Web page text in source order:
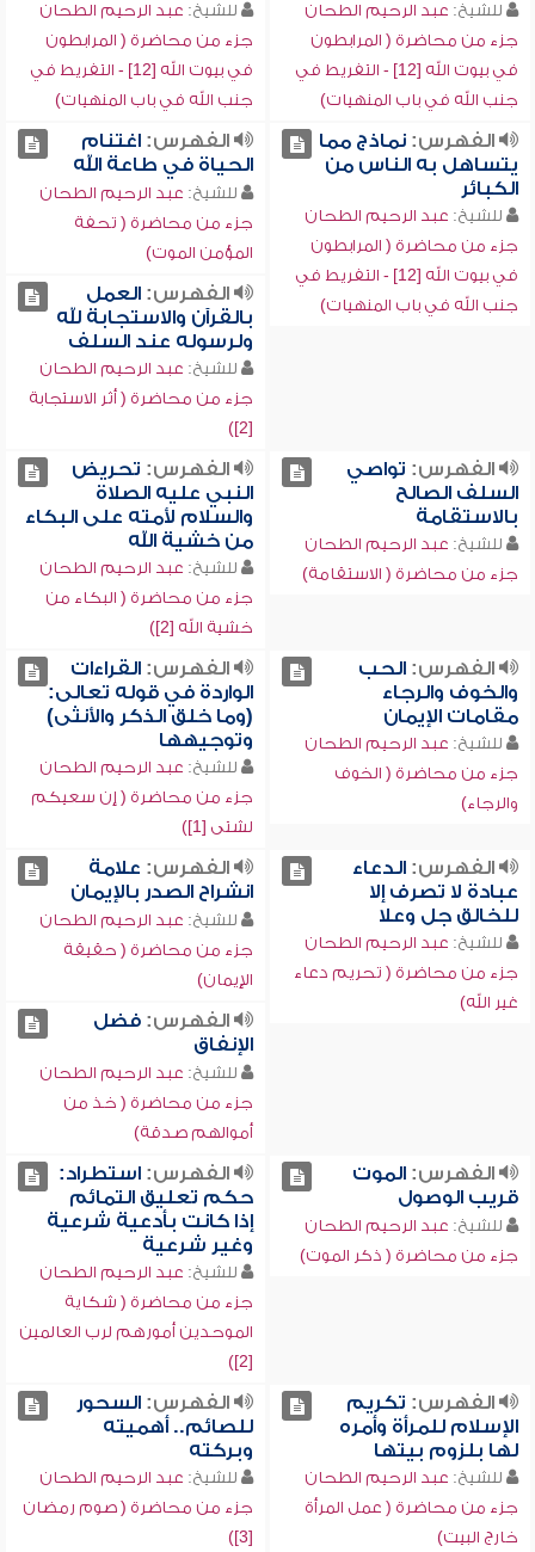
للشيخ: عبد الرحيم الطحان
جزء من محاضرة ( المرابطون
في بيوت الله [12] - التفريط في
جنب الله في باب المنهيات)
للشيخ: عبد الرحيم الطحان
جزء من محاضرة ( المرابطون
في بيوت الله [12] - التفريط في
جنب الله في باب المنهيات)
الفهرس:نماذج مما
يتساهل به الناس من
الكبائر
للشيخ: عبد الرحيم الطحان
جزء من محاضرة ( المرابطون
في بيوت الله [12] - التفريط في
جنب الله في باب المنهيات)
الفهرس:اغتنام
الحياة في طاعة الله
للشيخ: عبد الرحيم الطحان
جزء من محاضرة ( تحفة
المؤمن الموت)
الفهرس:العمل
بالقرآن والاستجابة لله
ولرسوله عند السلف
للشيخ: عبد الرحيم الطحان
جزء من محاضرة ( أثر الاستجابة
[2])
الفهرس: تواصي
السلف الصالح
بالاستقامة
للشيخ: عبد الرحيم الطحان
جزء من محاضرة ( الاستقامة)
الفهرس: تحريض
النبي عليه الصلاة
والسلام لأمته على البكاء
من خشية الله
للشيخ: عبد الرحيم الطحان
جزء من محاضرة ( البكاء من
خشية الله [2])
الفهرس:الحب
والخوف والرجاء
مقامات الإيمان
للشيخ: عبد الرحيم الطحان
جزء من محاضرة ( الخوف
والرجاء)
الفهرس:القراءات
الواردة في قوله تعالى:
(وما خلق الذكر والأنثى)
وتوجيهها
للشيخ: عبد الرحيم الطحان
جزء من محاضرة ( إن سعيكم
لشتى [1])
الفهرس:الدعاء
عبادة لا تصرف إلا
للخالق جل وعلا
للشيخ: عبد الرحيم الطحان
جزء من محاضرة ( تحريم دعاء
غير الله)
الفهرس: علامة
انشراح الصدر بالإيمان
للشيخ: عبد الرحيم الطحان
جزء من محاضرة ( حقيقة
الإيمان)
الفهرس:فضل
الإنفاق
للشيخ: عبد الرحيم الطحان
جزء من محاضرة ( خذ من
أموالهم صدقة)
الفهرس:الموت
قريب الوصول
للشيخ: عبد الرحيم الطحان
جزء من محاضرة ( ذكر الموت)
الفهرس:استطراد:
حكم تعليق التمائم
إذا كانت بأدعية شرعية
وغير شرعية
للشيخ: عبد الرحيم الطحان
جزء من محاضرة ( شكاية
الموحدين أمورهم لرب العالمين
[2])
الفهرس: تكريم
الإسلام للمرأة وأمره
لها بلزوم بيتها
للشيخ: عبد الرحيم الطحان
جزء من محاضرة ( عمل المرأة
خارج البيت)
الفهرس:السحور
للصائم.. أهميته
وبركته
للشيخ: عبد الرحيم الطحان
جزء من محاضرة ( صوم رمضان
[3])